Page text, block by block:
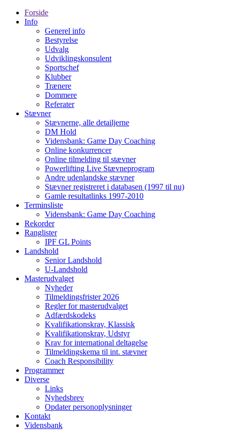
Forside
Info
Generel info
Bestyrelse
Udvalg
Udviklingskonsulent
Sportschef
Klubber
Trænere
Dommere
Referater
Stævner
Stævnerne, alle detailjerne
DM Hold
Vidensbank: Game Day Coaching
Online konkurrencer
Online tilmelding til stævner
Powerlifting Live Stævneprogram
Andre udenlandske stævner
Stævner registreret i databasen (1997 til nu)
Gamle resultatlinks 1997-2010
Terminsliste
Vidensbank: Game Day Coaching
Rekorder
Ranglister
IPF GL Points
Landshold
Senior Landshold
U-Landshold
Masterudvalget
Nyheder
Tilmeldingsfrister 2026
Regler for masterudvalget
Adfærdskodeks
Kvalifikationskrav, Klassisk
Kvalifikationskrav, Udstyr
Krav for international deltagelse
Tilmeldingskema til int. stævner
Coach Responsibility
Programmer
Diverse
Links
Nyhedsbrev
Opdater personoplysninger
Kontakt
Vidensbank